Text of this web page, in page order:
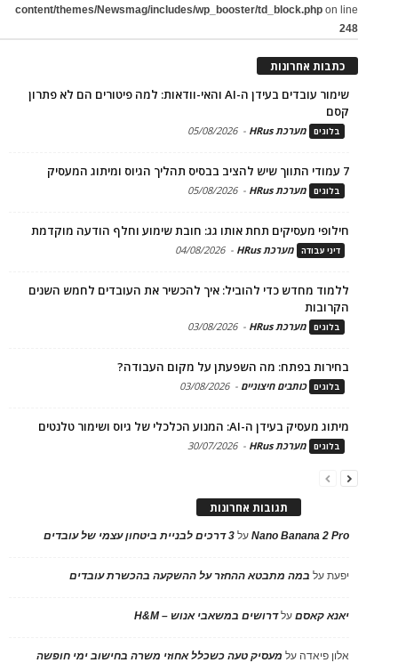
content/themes/Newsmag/includes/wp_booster/td_block.php on line
248
כתבות אחרונות
שימור עובדים בעידן ה-AI והאי-וודאות: למה פיטורים הם לא פתרון
קסם
בלוגים מערכת HRus -
05/08/2026
7 עמודי התווך שיש להציב בבסיס תהליך הגיוס ומיתוג המעסיק
בלוגים מערכת HRus -
05/08/2026
חילופי מעסיקים תחת אותו גג: חובת שימוע וחלף הודעה מוקדמת
דיני עבודה מערכת HRus -
04/08/2026
ללמוד מחדש כדי להוביל: איך להכשיר את העובדים לחמש השנים
הקרובות
בלוגים מערכת HRus -
03/08/2026
בחירות בפתח: מה השפעתן על מקום העבודה?
בלוגים כותבים חיצוניים -
03/08/2026
מיתוג מעסיק בעידן ה-AI: המנוע הכלכלי של גיוס ושימור טלנטים
בלוגים מערכת HRus -
30/07/2026
תגובות אחרונות
Nano Banana 2 Proעל 3 דרכים לבניית ביטחון עצמי של עובדים
יפעתעל במה מתבטא ההחזר על ההשקעה בהכשרת עובדים
יאנא קאסםעלדרושים במשאבי אנוש – H&M
אלון פיאדה על מעסיק טעה כשכלל אחוזי משרה בחישוב ימי חופשה